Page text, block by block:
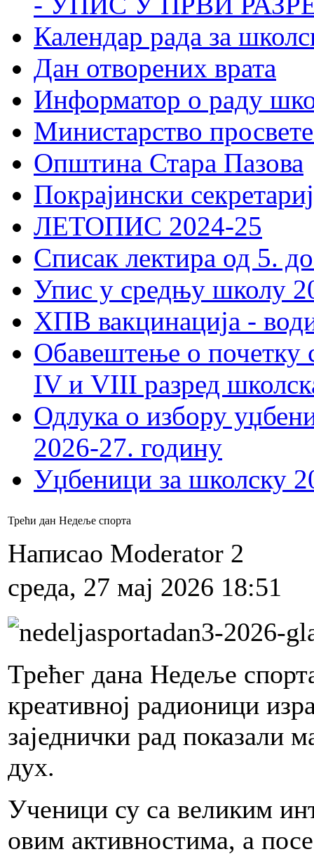
Календар рада за
Дан отворених врата
Информатор о раду
Министарство
Општина Стара Пазова
Покрајински
ЛЕТОПИС 2024-25
Списак лектира од 5.
Упис у средњу школу
ХПВ вакцинација -
Обавештење о почетку
IV и VIII разред
Одлука о избору
2026-27. годину
Уџбеници за школску
Трећи дан Недеље спорта
Написао Moderator 2
среда, 27 мај 2026 18:51
Трећег дана Недеље
креативној радионици
заједнички рад показали
дух.
Ученици су са великим
овим активностима, а